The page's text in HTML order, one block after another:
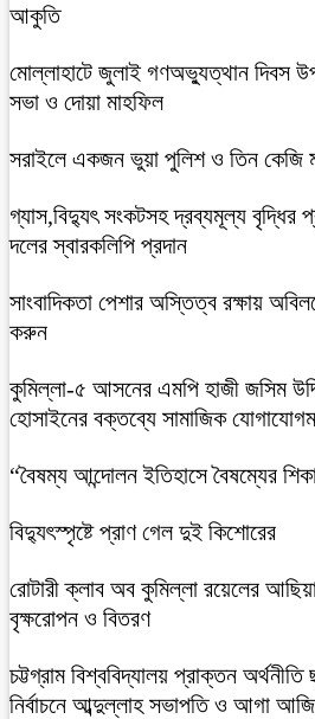
আকুতি
মোল্লাহাটে জুলাই গণঅভ্যুত্থান দিবস
সভা ও দোয়া মাহফিল
সরাইলে একজন ভুয়া পুলিশ ও তিন
গ্যাস,বিদ্যুৎ সংকটসহ দ্রব্যমূল্য বৃদ্ধির
দলের স্বারকলিপি প্রদান
সাংবাদিকতা পেশার অস্তিত্ব রক্ষায়
করুন
কুমিল্লা-৫ আসনের এমপি হাজী জসিম
হোসাইনের বক্তব্যে সামাজিক
“বৈষম্য আন্দোলন ইতিহাসে বৈষম্যের
বিদ্যুৎস্পৃষ্টে প্রাণ গেল দুই কিশোরের
রোটারী ক্লাব অব কুমিল্লা রয়েলের
বৃক্ষরোপন ও বিতরণ
চট্টগ্রাম বিশ্ববিদ্যালয় প্রাক্তন
নির্বাচনে আব্দুল্লাহ সভাপতি ও আগা